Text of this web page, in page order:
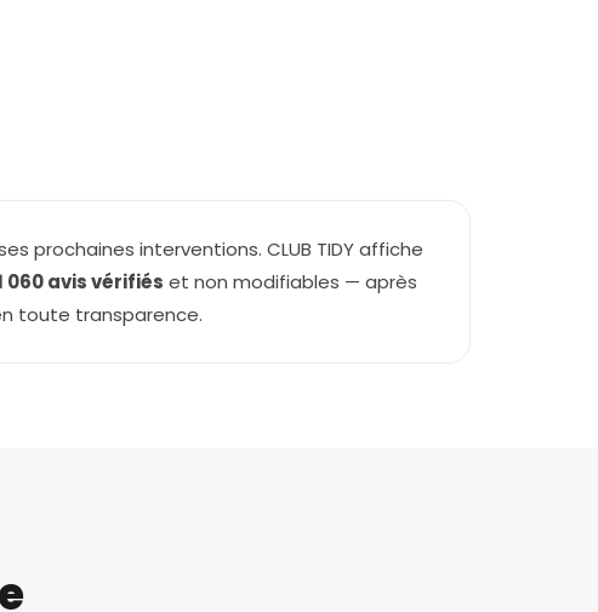
prochaines interventions. CLUB TIDY affiche
060 avis vérifiés et non modifiables — après
toute transparence.